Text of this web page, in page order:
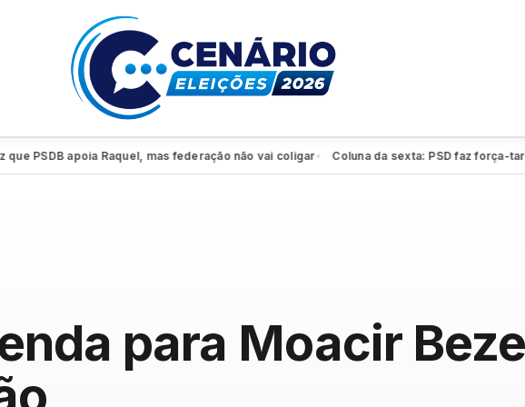
apoia Raquel, mas federação não vai coligar● Coluna da sexta: PSD faz força-tarefa
para Moacir